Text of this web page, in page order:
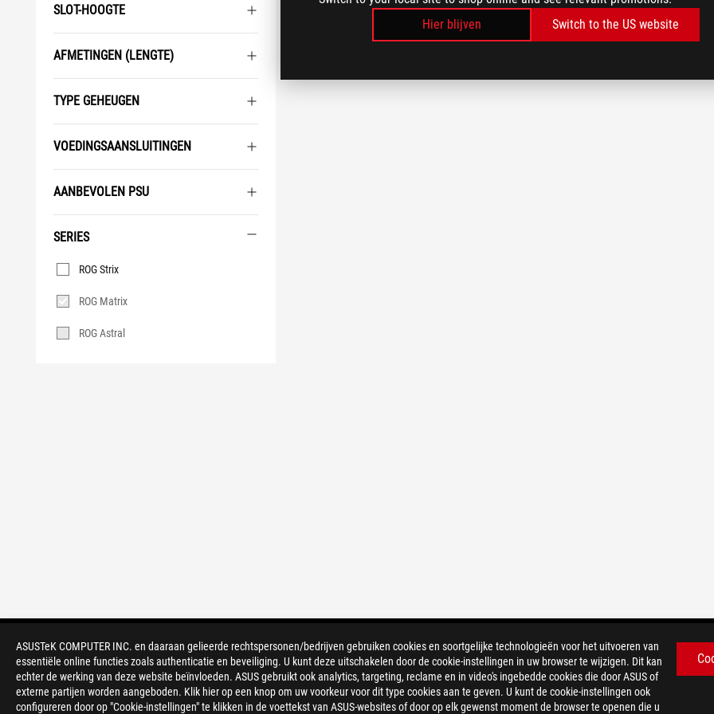
ASUSTeK COMPUTER INC. en daaraan gelieerde rechtspersonen/bedrijven gebruiken cookies en soortgelijke technologieën voor het uitvoeren van
essentiële online functies zoals authenticatie en beveiliging. U kunt deze uitschakelen door de cookie-instellingen in uw browser te wijzigen. Dit kan
echter de werking van deze website beïnvloeden. ASUS gebruikt ook analytics, targeting, reclame en in video's ingebedde cookies die door ASUS of
externe partijen worden aangeboden. Klik hier op een knop om uw voorkeur voor dit type cookies aan te geven. U kunt de cookie-instellingen ook
configureren door op "Cookie-instellingen" te klikken in de voettekst van ASUS-websites of door op elk gewenst moment de browser te openen die u
Hier blijven
Switch to the US website
SLOT-HOOGTE
AFMETINGEN (LENGTE)
TYPE GEHEUGEN
VOEDINGSAANSLUITINGEN
AANBEVOLEN PSU
SERIES
Series
ROG Matrix
ROG Strix
ROG Astral
GAMING VIDEOKAARTEN > ROG MATRIX